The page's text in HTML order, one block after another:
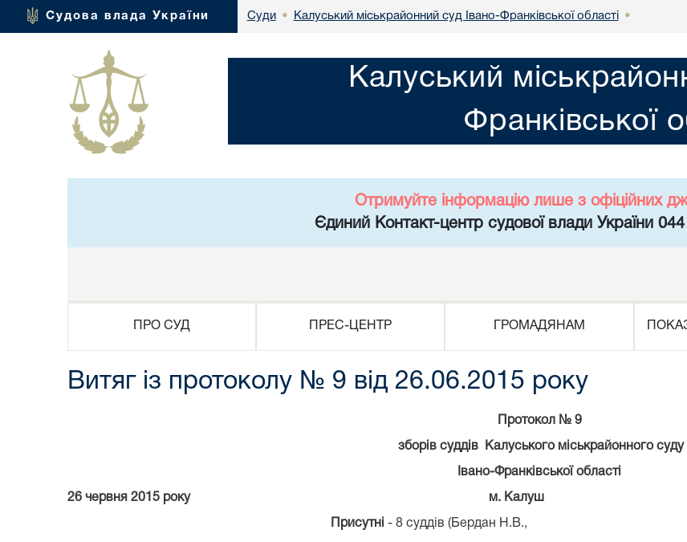
Судова влада України Суди • Калуський міськрайонний суд Івано-Франківської області •
Калуський
Франківської
Отримуйте інформацію лише з офіційних
Єдиний Контакт-центр судової влади України
ПРО СУД ПРЕС-ЦЕНТР ГРОМАДЯНАМ
Витяг із протоколу № 9 від 26.06.2015 року
Протокол № 9
зборів суддів Калуського міськрайонного суду
Івано-Франківської області
26 червня 2015 року м. Калуш
Присутні - 8 суддів (Бердан Н.В.,